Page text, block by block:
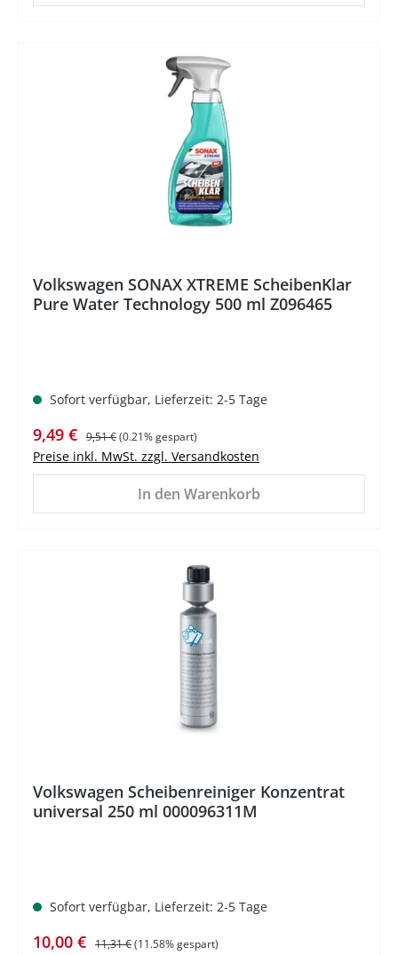
Volkswagen SONAX XTREME ScheibenKlar
Pure Water Technology 500 ml Z096465
Sofort verfügbar, Lieferzeit: 2-5 Tage
Verkaufspreis:
9,49 € Regulärer Preis:
9,51 €(0.21% gespart)
Preise inkl. MwSt. zzgl. Versandkosten
In den Warenkorb
Volkswagen Scheibenreiniger Konzentrat
universal 250 ml 000096311M
Sofort verfügbar, Lieferzeit: 2-5 Tage
Verkaufspreis:
10,00 € Regulärer Preis:
11,31 €(11.58% gespart)